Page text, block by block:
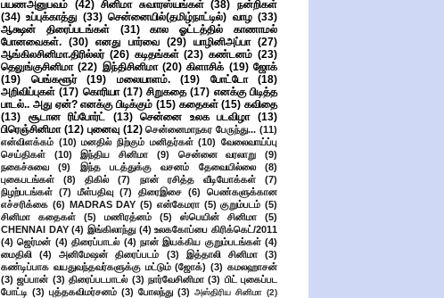
பயணஅனுபவம் (42) சினிமா சுவாரஸ்யங்கள் (38) நன்றிகள்
(34) உப்புக்காத்து (33) சென்னையில்(தமிழ்நாட்டில்) வாழ (33)
ஆக்ஷன் திரைப்படங்கள்
(31)
கால ஓட்டத்தில் காணாமல்
போனவைகள். (30) எனது பார்வை (29) யாழினிஅப்பா (27)
ஆங்கிலசினிமா.திரில்லர் (26) கடிதங்கள் (23) கண்டனம் (23)
தெலுங்குசினிமா (22) இந்திசினிமா (20) கிளாசிக் (19) ஜோக்
(19)
பெங்களூர் (19) மலையாளம். (19) போட்டோ
(18)
அறிவிப்புகள் (17) கொரியா (17) சிறுகதை (17) எனக்கு பிடித்த
பாடல்.. அது ஏன்? எனக்கு பிடிக்கும் (15) கதைகள் (15) கவிதை
(13)
சூடான ரிப்போர்ட் (13) சென்னை உலக படவிழா
(13)
பிரெஞ்சினிமா (12) புனைவு (12) சென்னைமாநகர பேருந்து... (11)
என்விளக்கம் (10) மனதில் நிற்கும் மனிதர்கள் (10) வேலைவாய்ப்பு
செய்திகள்
(10) இந்திய சினிமா (9) சென்னை வரலாறு
(9)
நகைச்சுவை
(9) இந்த படத்துக்கு வசனம் தேவையில்லை
(8)
புகைபடங்கள்
(8) திகில் (7) நான் ரசித்த வீடியோக்கள்
(7)
நிழற்படங்கள் (7) மீள்பதிவு (7) திரைஇசை (6)
பெண்களுக்கான
எச்சரிக்கை (6) MADRAS DAY (5) என்கேமரா (5) குறும்படம் (5)
சினிமா கதைகள்
(5) மணிரத்னம் (5) ஸ்பெயின் சினிமா
(5)
CHENNAI DAY (4) இங்கிலாந்து (4) உலககோப்பை கிரிக்கெட்/2011
(4) ஜெர்மன் (4) திரைப்பாடல் (4) நான் இயக்கிய குறும்படங்கள் (4)
மைதிலி
(4) அனிமேஷன் திரைப்படம் (3) இத்தாலி சினிமா
(3)
கண்டிப்பாக வயதுவந்தவர்களுக்கு மட்டும் (ஜோக்) (3) கமலஹாசன்
(3) ஜப்பான் (3) திரைப்படபாடல் (3) நார்வேசினிமா (3) பிட் புகைப்பட
போட்டி (3) புத்தகவிமர்சனம் (3) போலந்து (3) அஸ்திரிய சினிமா (2)